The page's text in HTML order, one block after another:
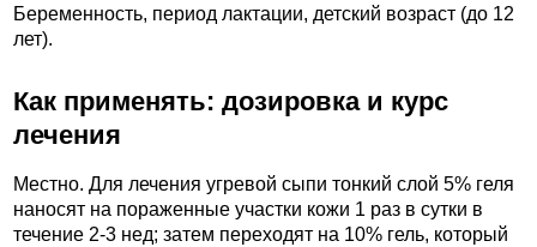
Беременность, период лактации, детский возраст (до 12
лет).
Как применять: дозировка и курс
лечения
Местно. Для лечения угревой сыпи тонкий слой 5% геля
наносят на пораженные участки кожи 1 раз в сутки в
течение 2-3 нед; затем переходят на 10% гель, который